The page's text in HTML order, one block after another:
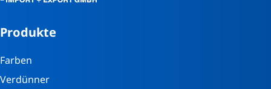
Produkte
Farben
Verdünner